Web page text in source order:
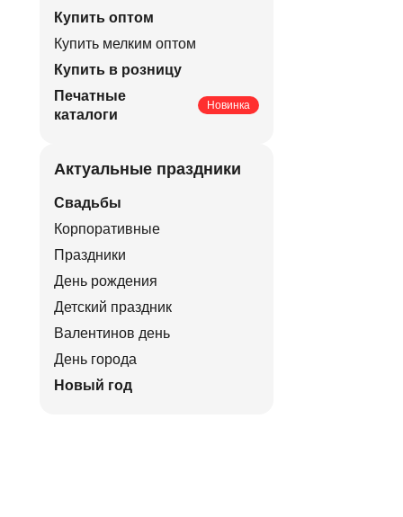
Купить оптом
Купить мелким оптом
Купить в розницу
Печатные
каталоги
Новинка
Актуальные праздники
Свадьбы
Корпоративные
Праздники
День рождения
Детский праздник
Валентинов день
День города
Новый год